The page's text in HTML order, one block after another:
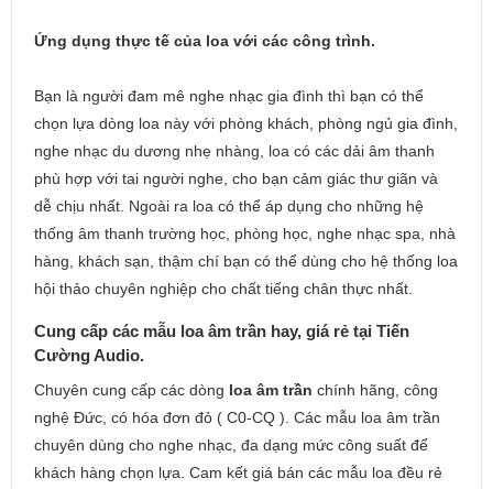
Ứng dụng thực tế của loa với các công trình.
Bạn là người đam mê nghe nhạc gia đình thì bạn có thể
chọn lựa dòng loa này với phòng khách, phòng ngủ gia đình,
nghe nhạc du dương nhẹ nhàng, loa có các dải âm thanh
phù hợp với tai người nghe, cho bạn cảm giác thư giãn và
dễ chịu nhất. Ngoài ra loa có thể áp dụng cho những hệ
thống âm thanh trường học, phòng học, nghe nhạc spa, nhà
hàng, khách sạn, thậm chí bạn có thể dùng cho hệ thống loa
hội thảo chuyên nghiệp cho chất tiếng chân thực nhất.
Cung cấp các mẫu loa âm trần hay, giá rẻ tại Tiến
Cường Audio.
Chuyên cung cấp các dòng loa âm trần chính hãng, công
nghệ Đức, có hóa đơn đỏ ( C0-CQ ). Các mẫu loa âm trần
chuyên dùng cho nghe nhạc, đa dạng mức công suất để
khách hàng chọn lựa. Cam kết giá bán các mẫu loa đều rẻ